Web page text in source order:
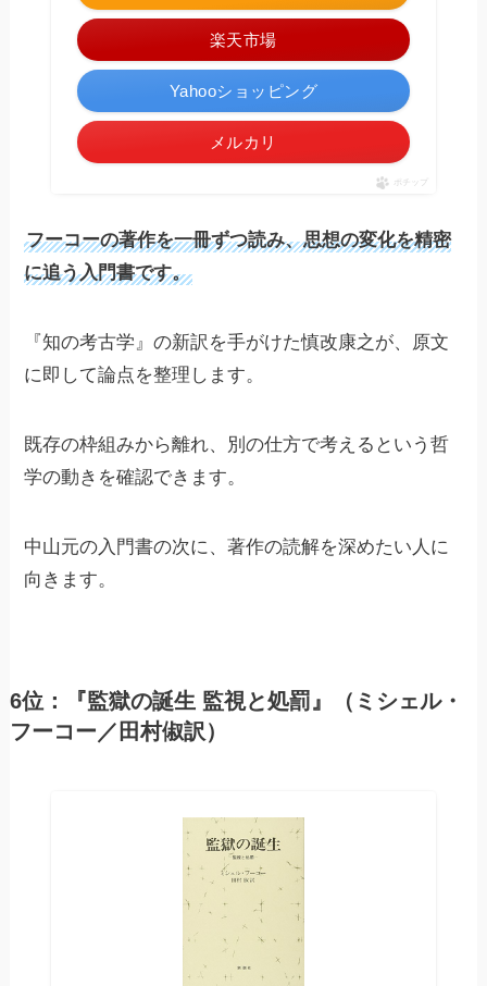
楽天市場
Yahooショッピング
メルカリ
ポチップ
フーコーの著作を一冊ずつ読み、思想の変化を精密
に追う入門書です。
『知の考古学』の新訳を手がけた慎改康之が、原文
に即して論点を整理します。
既存の枠組みから離れ、別の仕方で考えるという哲
学の動きを確認できます。
中山元の入門書の次に、著作の読解を深めたい人に
向きます。
6位：『監獄の誕生 監視と処罰』（ミシェル・
フーコー／田村俶訳）